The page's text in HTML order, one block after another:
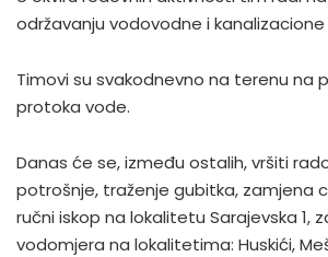
održavanju vodovodne i kanalizacione
Timovi su svakodnevno na terenu na
protoka vode.
Danas će se, između ostalih, vršiti
potrošnje, traženje gubitka, zamjena
ručni iskop na lokalitetu Sarajevska 1,
vodomjera na lokalitetima: Huskići,